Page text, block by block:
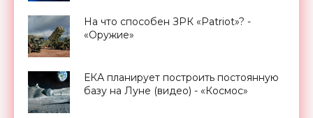
На что способен ЗРК «Patriot»? -
«Оружие»
ЕКА планирует построить постоянную
базу на Луне (видео) - «Космос»